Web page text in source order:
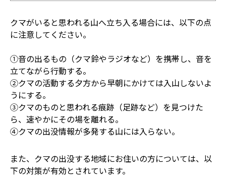
クマがいると思われる山へ立ち入る場合には、以下の点
に注意してください。
①音の出るもの（クマ鈴やラジオなど）を携帯し、音を
立てながら行動する。
②クマの活動する夕方から早朝にかけては入山しないよ
うにする。
③クマのものと思われる痕跡（足跡など）を見つけた
ら、速やかにその場を離れる。
④クマの出没情報が多発する山には入らない。
また、クマの出没する地域にお住いの方については、以
下の対策が有効とされています。